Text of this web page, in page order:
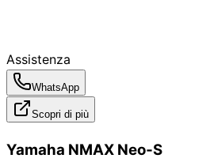
Assistenza
WhatsApp
Scopri di più
Yamaha NMAX Neo‑S